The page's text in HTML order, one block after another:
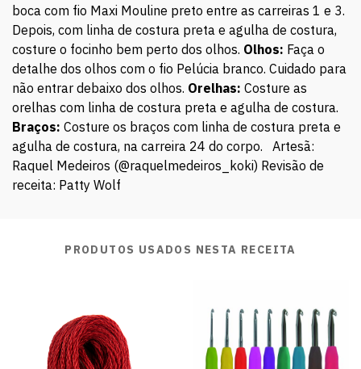
boca com fio Maxi Mouline preto entre as carreiras 1 e 3.
Depois, com linha de costura preta e agulha de costura,
costure o focinho bem perto dos olhos. Olhos: Faça o
detalhe dos olhos com o fio Pelúcia branco. Cuidado para
não entrar debaixo dos olhos. Orelhas: Costure as
orelhas com linha de costura preta e agulha de costura.
Braços: Costure os braços com linha de costura preta e
agulha de costura, na carreira 24 do corpo. Artesã:
Raquel Medeiros (@raquelmedeiros_koki) Revisão de
receita: Patty Wolf
PRODUTOS USADOS NESTA RECEITA